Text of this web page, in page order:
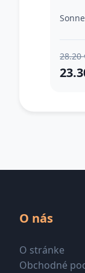
28.20
O nás
O stránke
Obchodné